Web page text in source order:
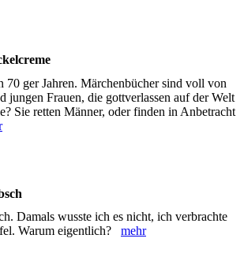
70 ger Jahren. Märchenbücher sind voll von
jungen Frauen, die gottverlassen auf der Welt
Sie retten Männer, oder finden in Anbetracht
Damals wusste ich es nicht, ich verbrachte
Warum eigentlich? mehr